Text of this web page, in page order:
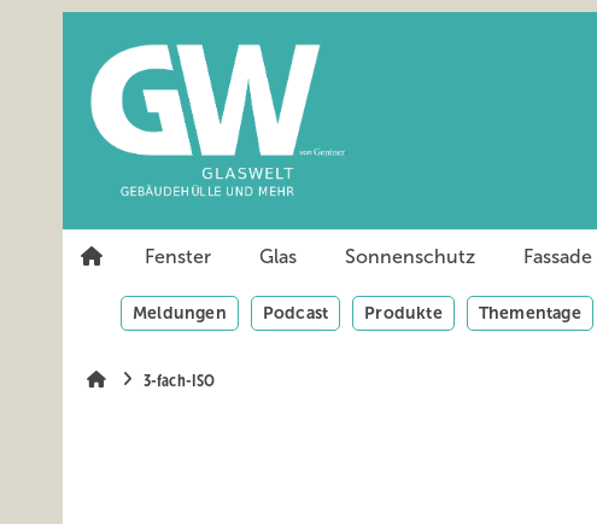
Fenster Glas Sonnenschutz Fassade
Meldungen Podcast Produkte Thementage
3-fach-ISO